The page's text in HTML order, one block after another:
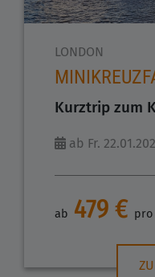
LONDON
Kurztrip zum
ab 479 € pro